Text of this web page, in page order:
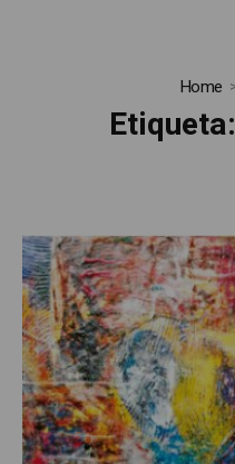
Home
Etiqueta: